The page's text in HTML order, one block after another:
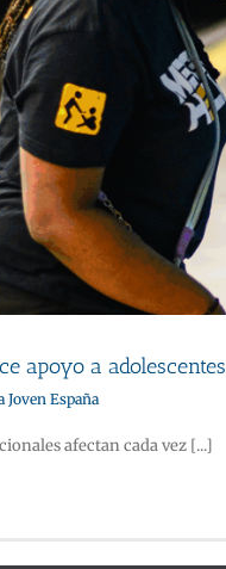
apoyo a
Joven España
afectan cada vez [...]